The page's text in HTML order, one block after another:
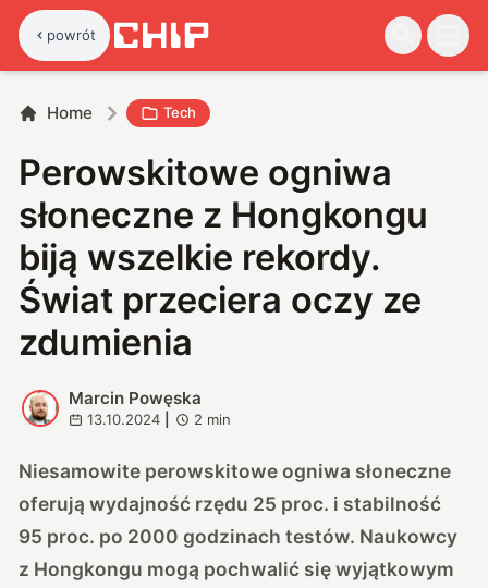
powrót
Home Tech
Perowskitowe ogniwa
słoneczne z Hongkongu
biją wszelkie rekordy.
Świat przeciera oczy ze
zdumienia
M
Marcin Powęska
13.10.2024 2 min
Niesamowite perowskitowe ogniwa słoneczne
oferują wydajność rzędu 25 proc. i stabilność
95 proc. po 2000 godzinach testów. Naukowcy
z Hongkongu mogą pochwalić się wyjątkowym